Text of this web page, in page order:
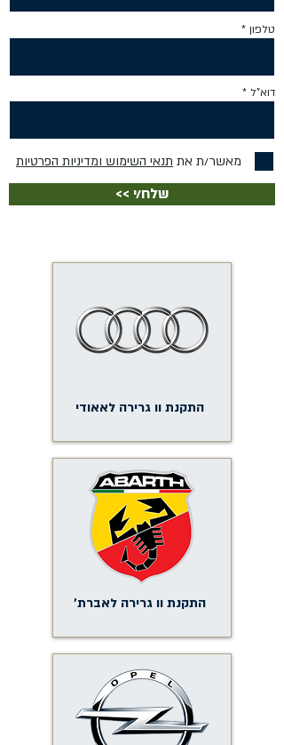
טלפון
דוא"ל
מאשר/ת את תנאי השימוש ומדיניות הפרטיות
<< שלח/י
התקנת וו גרירה לאאודי
התקנת וו גרירה לאברת'